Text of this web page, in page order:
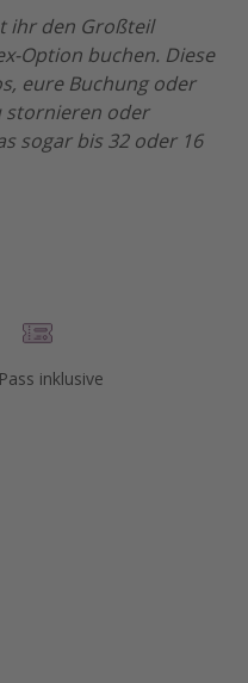
ihr den Großteil
Option buchen. Diese
eure Buchung oder
stornieren oder
sogar bis 32 oder 16
inklusive